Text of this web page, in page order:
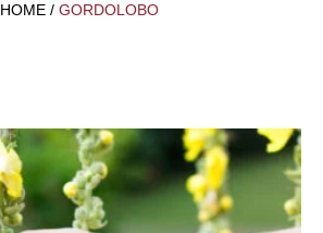
HOME / GORDOLOBO